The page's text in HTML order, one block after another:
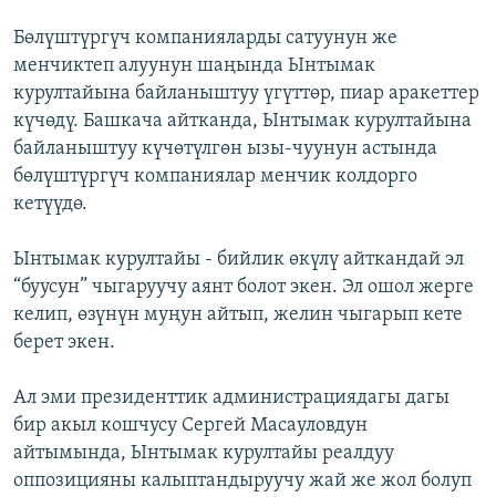
Бөлүштүргүч компанияларды сатуунун же
менчиктеп алуунун шаңында Ынтымак
курултайына байланыштуу үгүттөр, пиар аракеттер
күчөдү. Башкача айтканда, Ынтымак курултайына
байланыштуу күчөтүлгөн ызы-чуунун астында
бөлүштүргүч компаниялар менчик колдорго
кетүүдө.
Ынтымак курултайы - бийлик өкүлү айткандай эл
“буусун” чыгаруучу аянт болот экен. Эл ошол жерге
келип, өзүнүн муңун айтып, желин чыгарып кете
берет экен.
Ал эми президенттик администрациядагы дагы
бир акыл кошчусу Сергей Масауловдун
айтымында, Ынтымак курултайы реалдуу
оппозицияны калыптандыруучу жай же жол болуп